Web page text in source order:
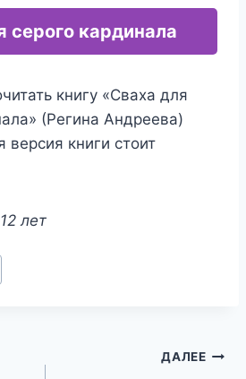
серого кардинала
книгу «Сваха для
(Регина Андреева)
версия книги стоит
лет
ДАЛЕЕ